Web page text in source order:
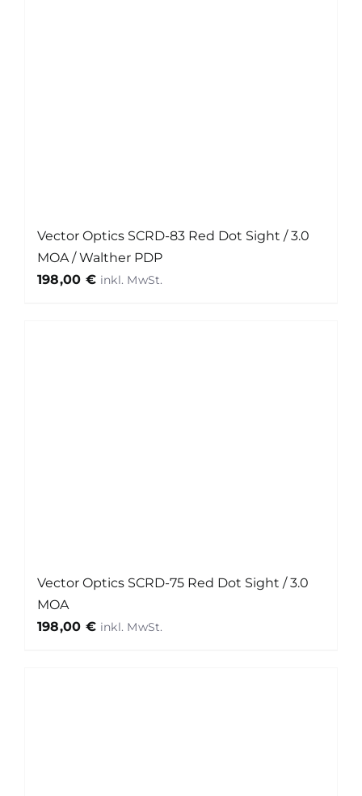
Vector Optics SCRD-83 Red Dot Sight / 3.0
MOA / Walther PDP
198,00 €
Vector Optics SCRD-75 Red Dot Sight / 3.0
MOA
198,00 €